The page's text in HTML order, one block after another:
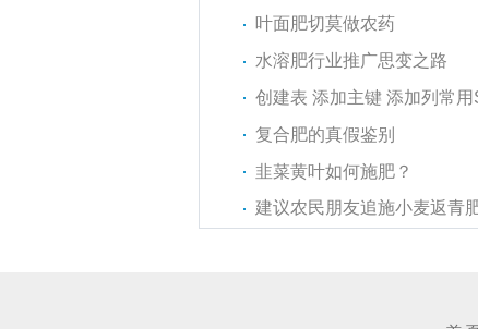
叶面肥切莫做农药
水溶肥行业推广思变之路
创建表 添加主键 添加列常用
复合肥的真假鉴别
韭菜黄叶如何施肥？
建议农民朋友追施小麦返青